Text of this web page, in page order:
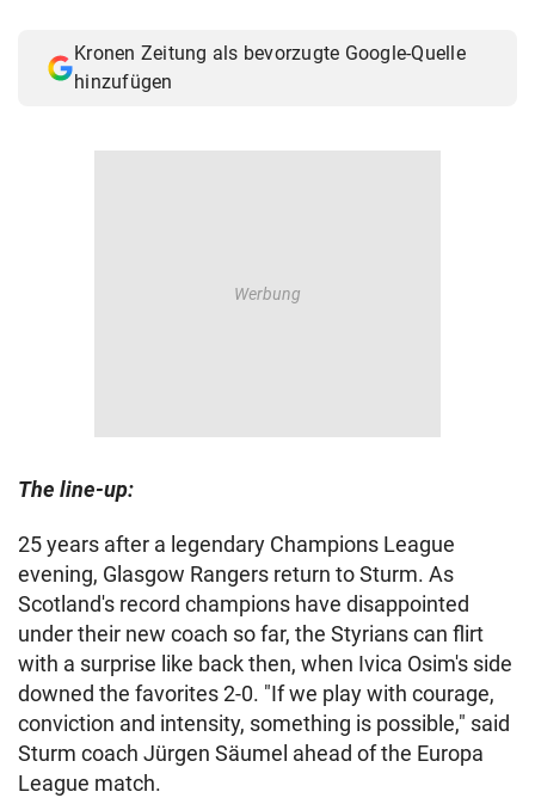
Kronen Zeitung als bevorzugte Google-Quelle
hinzufügen
The line-up:
25 years after a legendary Champions League
evening, Glasgow Rangers return to Sturm. As
Scotland's record champions have disappointed
under their new coach so far, the Styrians can flirt
with a surprise like back then, when Ivica Osim's side
downed the favorites 2-0. "If we play with courage,
conviction and intensity, something is possible," said
Sturm coach Jürgen Säumel ahead of the Europa
League match.